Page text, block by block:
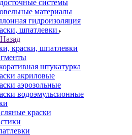
системы
материалы
гидроизоляция
шпатлевки
Назад
краски, шпатлевки
штукатурка
акриловые
аэрозольные
водоэмульсионные
краски